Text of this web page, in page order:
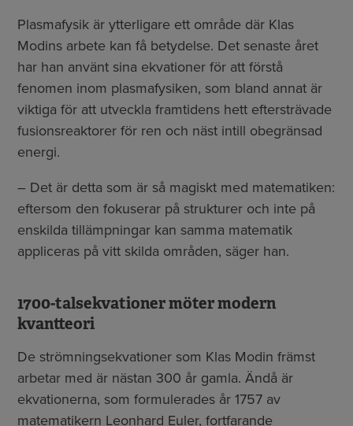
Plasmafysik är ytterligare ett område där Klas
Modins arbete kan få betydelse. Det senaste året
har han använt sina ekvationer för att förstå
fenomen inom plasmafysiken, som bland annat är
viktiga för att utveckla framtidens hett eftersträvade
fusionsreaktorer för ren och näst intill obegränsad
energi.
– Det är detta som är så magiskt med matematiken:
eftersom den fokuserar på strukturer och inte på
enskilda tillämpningar kan samma matematik
appliceras på vitt skilda områden, säger han.
1700-talsekvationer möter modern
kvantteori
De strömningsekvationer som Klas Modin främst
arbetar med är nästan 300 år gamla. Ändå är
ekvationerna, som formulerades år 1757 av
matematikern Leonhard Euler, fortfarande